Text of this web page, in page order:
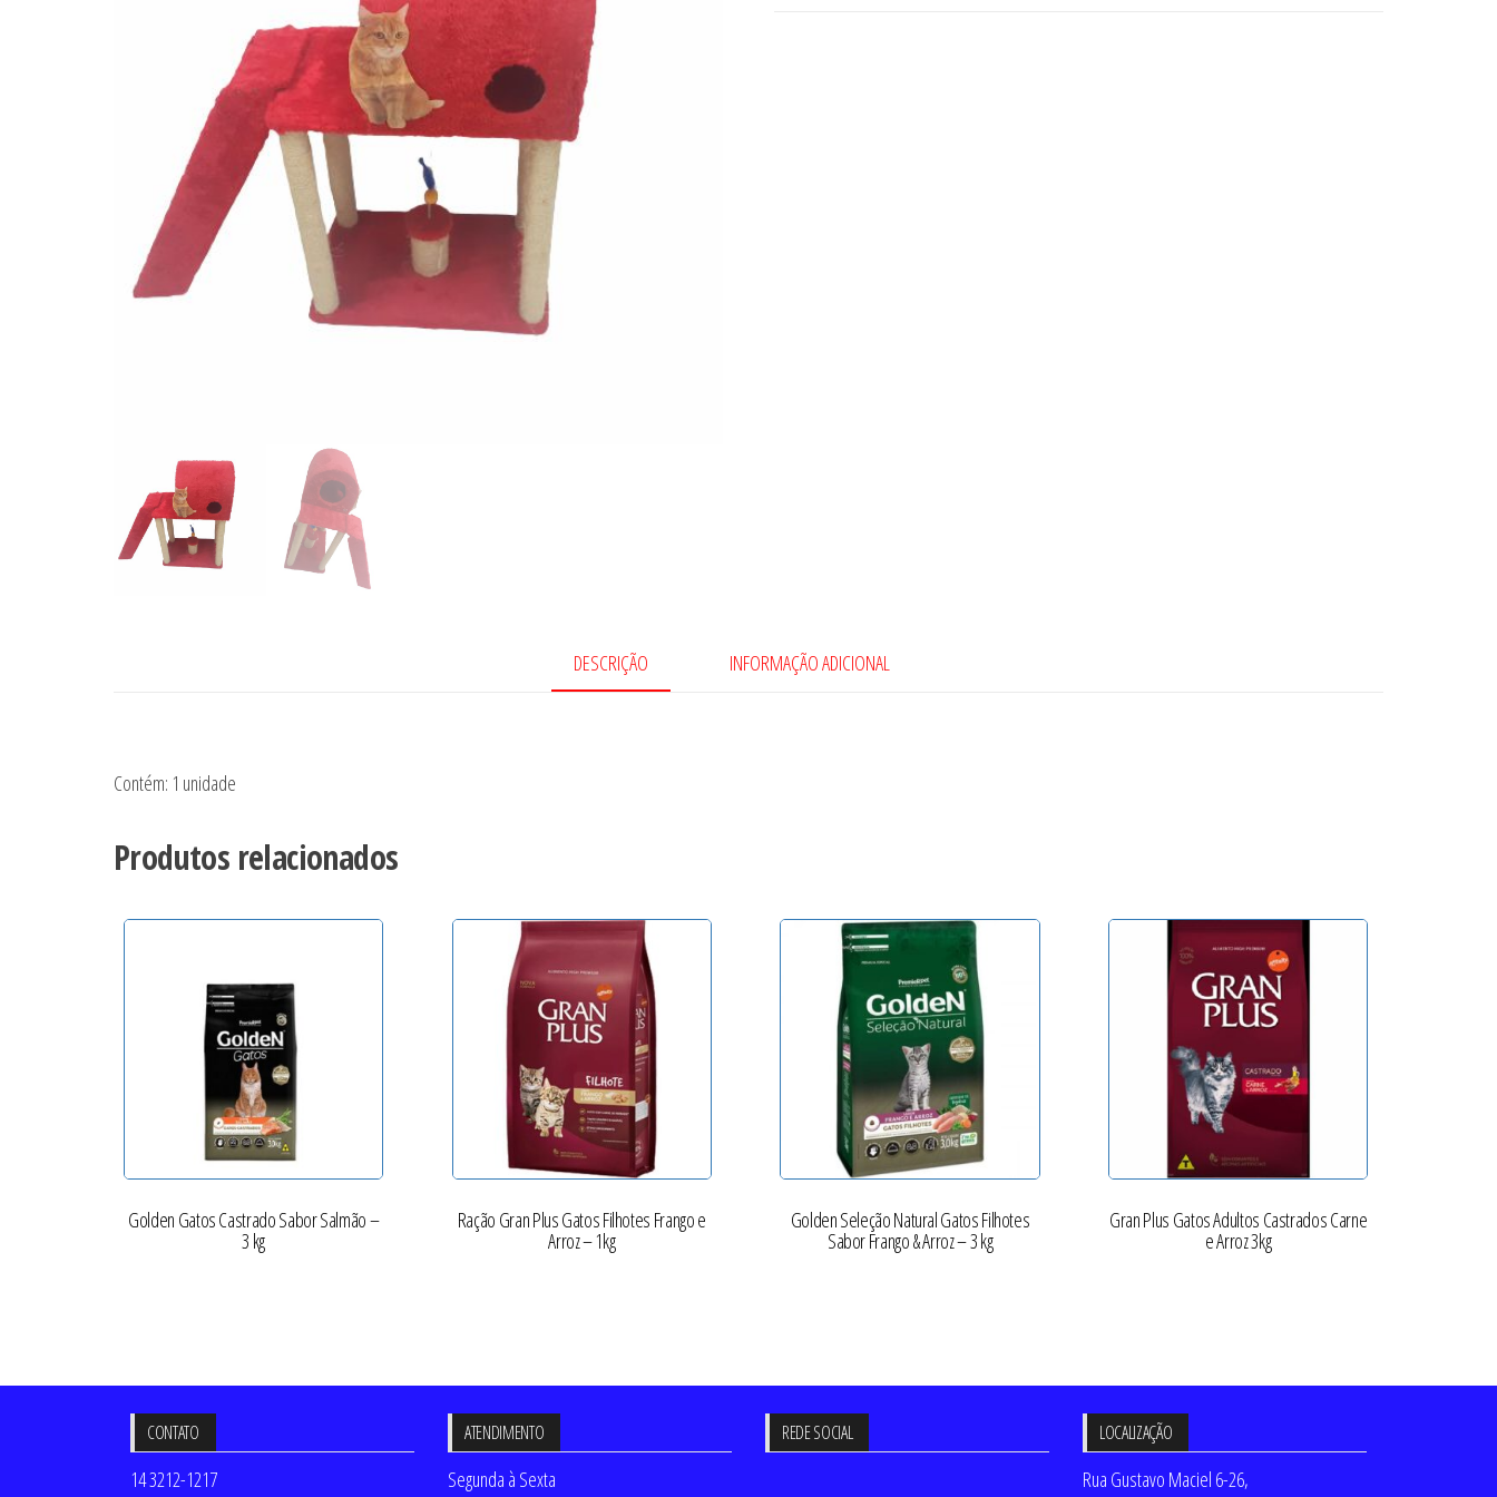
DESCRIÇÃO INFORMAÇÃO ADICIONAL
Contém: 1 unidade
Produtos relacionados
Golden Gatos Castrado Sabor Salmão –
3 kg
Ração Gran Plus Gatos Filhotes Frango e
Arroz – 1kg
Golden Seleção Natural Gatos Filhotes
Sabor Frango & Arroz – 3 kg
Gran Plus Gatos Adultos Castrados Carne
e Arroz 3kg
CONTATO
14 3212-1217
ATENDIMENTO
Segunda à Sexta
REDE SOCIAL LOCALIZAÇÃO
Rua Gustavo Maciel 6-26,